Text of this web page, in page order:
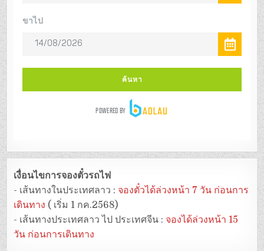
เงื่อนไขการจองตั๋วรถไฟ
- เส้นทางในประเทศลาว : จองตั๋วได้ล่วงหน้า 7 วัน ก่อนการ
เดินทาง ( เริ่ม 1 กค.2568)
- เส้นทางประเทศลาว ไป ประเทศจีน : จองได้ล่วงหน้า 15
วัน ก่อนการเดินทาง